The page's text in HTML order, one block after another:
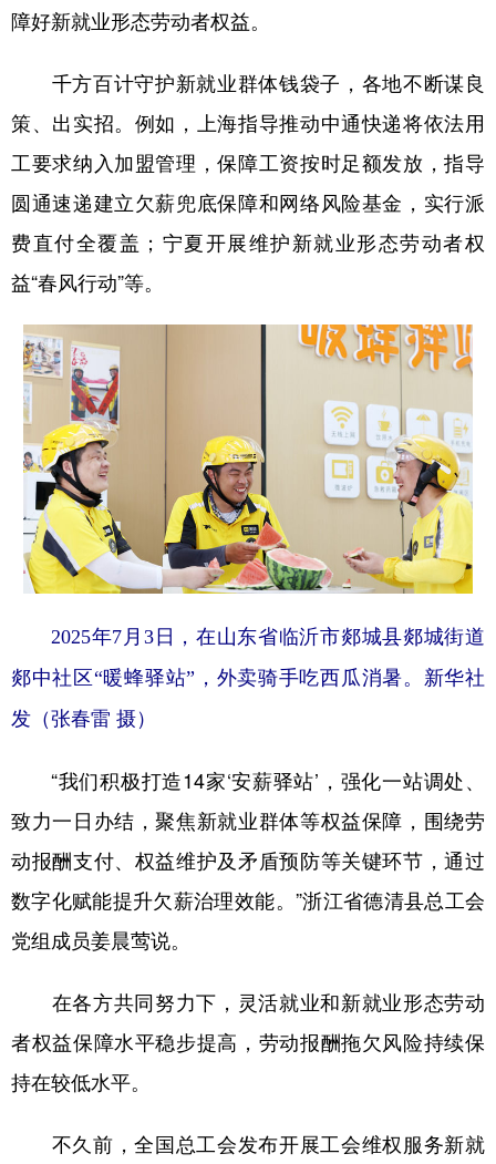
障好新就业形态劳动者权益。
千方百计守护新就业群体钱袋子，各地不断谋良
策、出实招。例如，上海指导推动中通快递将依法用
工要求纳入加盟管理，保障工资按时足额发放，指导
圆通速递建立欠薪兜底保障和网络风险基金，实行派
费直付全覆盖；宁夏开展维护新就业形态劳动者权
益“春风行动”等。
2025年7月3日，在山东省临沂市郯城县郯城街道
郯中社区“暖蜂驿站”，外卖骑手吃西瓜消暑。新华社
发（张春雷 摄）
“我们积极打造14家‘安薪驿站’，强化一站调处、
致力一日办结，聚焦新就业群体等权益保障，围绕劳
动报酬支付、权益维护及矛盾预防等关键环节，通过
数字化赋能提升欠薪治理效能。”浙江省德清县总工会
党组成员姜晨莺说。
在各方共同努力下，灵活就业和新就业形态劳动
者权益保障水平稳步提高，劳动报酬拖欠风险持续保
持在较低水平。
不久前，全国总工会发布开展工会维权服务新就